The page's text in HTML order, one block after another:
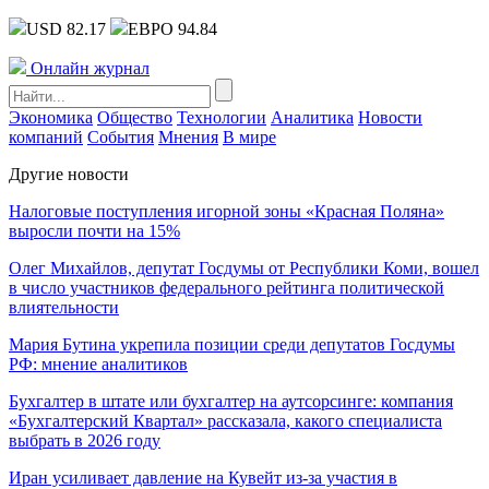
USD 82.17 ЕВРО 94.84
Онлайн журнал
Экономика Общество Технологии Аналитика Новости
компаний События Мнения В мире
Другие новости
Налоговые поступления игорной зоны «Красная Поляна»
выросли почти на 15%
Олег Михайлов, депутат Госдумы от Республики Коми, вошел
в число участников федерального рейтинга политической
влиятельности
Мария Бутина укрепила позиции среди депутатов Госдумы
РФ: мнение аналитиков
Бухгалтер в штате или бухгалтер на аутсорсинге: компания
«Бухгалтерский Квартал» рассказала, какого специалиста
выбрать в 2026 году
Иран усиливает давление на Кувейт из-за участия в